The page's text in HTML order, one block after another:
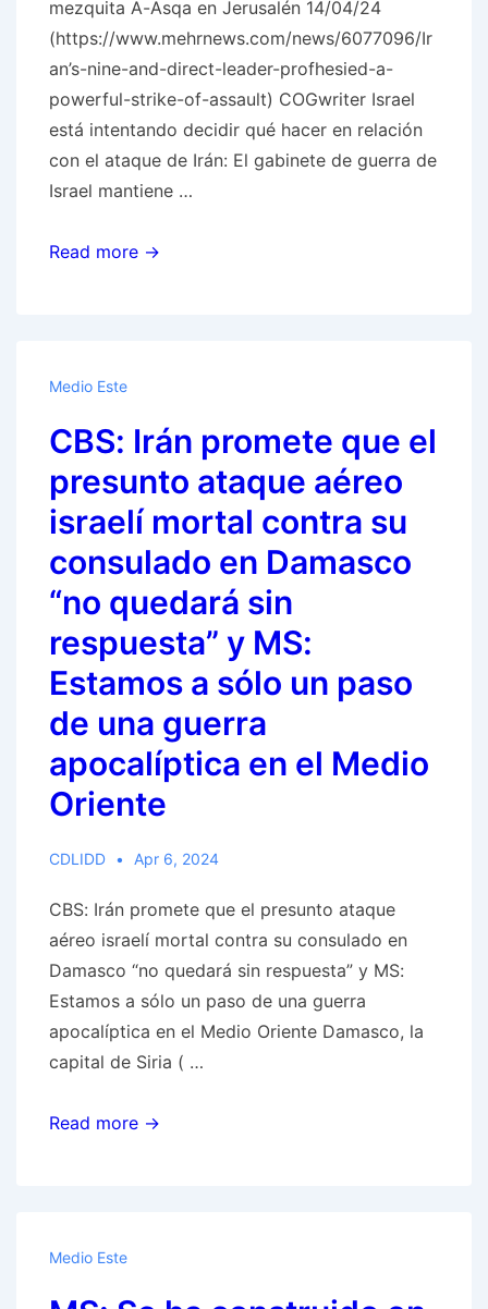
mezquita A-Asqa en Jerusalén 14/04/24
(https://www.mehrnews.com/news/6077096/Ir
an’s-nine-and-direct-leader-profhesied-a-
powerful-strike-of-assault) COGwriter Israel
está intentando decidir qué hacer en relación
con el ataque de Irán: El gabinete de guerra de
Israel mantiene …
MS:
Irán
Jerusalén
Read more →
Medio Este
CBS: Irán promete que el
presunto ataque aéreo
israelí mortal contra su
consulado en Damasco
“no quedará sin
respuesta” y MS:
Estamos a sólo un paso
de una guerra
apocalíptica en el Medio
Oriente
CDLIDD Apr 6, 2024
CBS: Irán promete que el presunto ataque
aéreo israelí mortal contra su consulado en
Damasco “no quedará sin respuesta” y MS:
Estamos a sólo un paso de una guerra
apocalíptica en el Medio Oriente Damasco, la
capital de Siria ( …
CBS:
ataque
Read more →
Medio Este